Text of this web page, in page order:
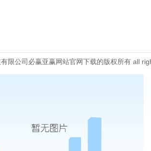
有限公司必赢亚赢网站官网下载的版权所